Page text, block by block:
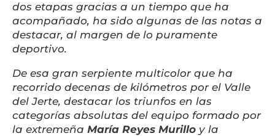
dos etapas gracias a un tiempo que ha
acompañado, ha sido algunas de las notas a
destacar, al margen de lo puramente
deportivo.
De esa gran serpiente multicolor que ha
recorrido decenas de kilómetros por el Valle
del Jerte, destacar los triunfos en las
categorías absolutas del equipo formado por
la extremeña María Reyes Murillo y la